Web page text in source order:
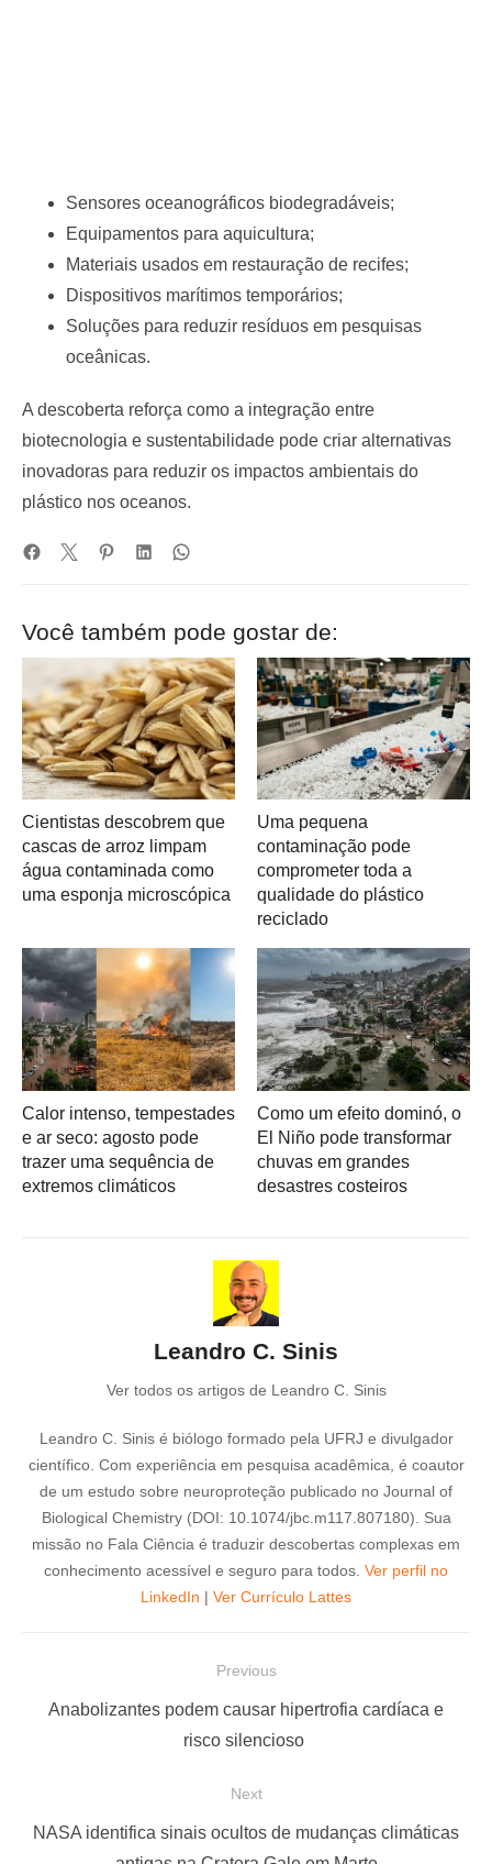
Sensores oceanográficos biodegradáveis;
Equipamentos para aquicultura;
Materiais usados em restauração de recifes;
Dispositivos marítimos temporários;
Soluções para reduzir resíduos em pesquisas
oceânicas.
A descoberta reforça como a integração entre
biotecnologia e sustentabilidade pode criar alternativas
inovadoras para reduzir os impactos ambientais do
plástico nos oceanos.
Você também pode gostar de:
Cientistas descobrem que
cascas de arroz limpam
água contaminada como
uma esponja microscópica
Uma pequena
contaminação pode
comprometer toda a
qualidade do plástico
reciclado
Calor intenso, tempestades
e ar seco: agosto pode
trazer uma sequência de
extremos climáticos
Como um efeito dominó, o
El Niño pode transformar
chuvas em grandes
desastres costeiros
Leandro C. Sinis
Ver todos os artigos de Leandro C. Sinis
Leandro C. Sinis é biólogo formado pela UFRJ e divulgador
científico. Com experiência em pesquisa acadêmica, é coautor
de um estudo sobre neuroproteção publicado no Journal of
Biological Chemistry (DOI: 10.1074/jbc.m117.807180). Sua
missão no Fala Ciência é traduzir descobertas complexas em
conhecimento acessível e seguro para todos. Ver perfil no
LinkedIn | Ver Currículo Lattes
a
Previous
i
Anabolizantes podem causar hipertrofia cardíaca e
risco silencioso
Next
N
NASA identifica sinais ocultos de mudanças climáticas